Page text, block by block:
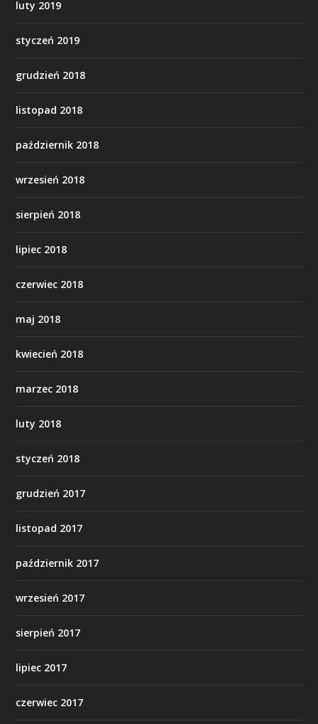
luty 2019
styczeń 2019
grudzień 2018
listopad 2018
październik 2018
wrzesień 2018
sierpień 2018
lipiec 2018
czerwiec 2018
maj 2018
kwiecień 2018
marzec 2018
luty 2018
styczeń 2018
grudzień 2017
listopad 2017
październik 2017
wrzesień 2017
sierpień 2017
lipiec 2017
czerwiec 2017